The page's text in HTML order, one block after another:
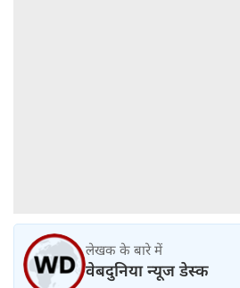
लेखक के बारे में
वेबदुनिया न्यूज डेस्क